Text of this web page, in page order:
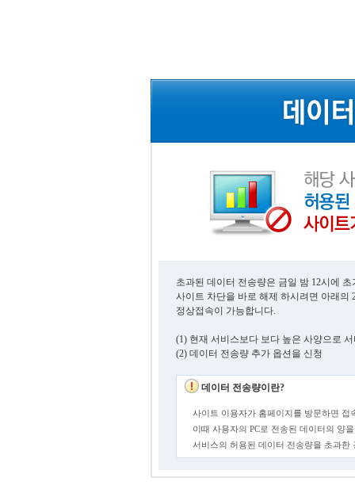
초과된 데이터 전송량은 금일 밤 12시에
사이트 차단을 바로 해제 하시려면 아래의
정상접속이 가능합니다.
(1) 현재 서비스보다 보다 높은 사양으로
(2) 데이터 전송량 추가 옵션을 신청
데이터 전송량이란?
사이트 이용자가 홈페이지를 방문하면 접
이때 사용자의 PC로 전송된 데이터의 양
서비스의 허용된 데이터 전송량을 초과